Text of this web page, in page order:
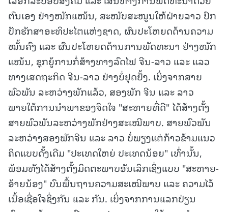
ຕົນເອງ ຢ່າງໜັກແໜ້ນ, ສະໜັບສະໜູນໃຫ້ຝ່າຍລາວ ປົກ
ປັກຮັກສາອະທິປະໄຕແຫ່ງຊາດ, ຜົນປະໂຫຍດດ້ານຄວາມ
ໝັ້ນຄົງ ແລະ ຜົນປະໂຫຍດດ້ານການພັດທະນາ ຢ່າງໜັກ
ແໜ້ນ, ຊຸກຍູ້ການກໍ່ສ້າງທາງລົດໄຟ ຈີນ-ລາວ ແລະ ແລວ
ທາງເສດຖະກິດ ຈີນ-ລາວ ຢ່າງບໍ່ຢຸດຢັ້ງ. ເບິ່ງຈາກສາຍ
ພົວພັນ ລະຫວ່າງພັກແລ້ວ, ສອງພັກ ຈີນ ແລະ ລາວ
ພາຍໃຕ້ການນຳພາຂອງຈິດໃຈ "ສະຫາຍທີ່ດີ" ໄດ້ສ້າງຕັ້ງ
ສາຍພົວພັນລະຫວ່າງພັກຢ່າງສະເໝີພາບ. ສາຍພົວພັນ
ລະຫວ່າງສອງພັກຈີນ ແລະ ລາວ ບໍ່ພຽງແຕ່ກ້າວຂ້າມແນວ
ຄິດແບບດັ້ງເດີມ "ປະເທດໃຫຍ່ ປະເທດນ້ອຍ" ເທົ່ານັ້ນ,
ພ້ອມທັງໄດ້ສ້າງຕັ້ງມິດຕະພາບອັນເລິກເຊິ່ງແບບ "ສະຫາຍ-
ອ້າຍນ້ອງ" ບົນພື້ນຖານຄວາມສະເໝີພາບ ແລະ ຄວາມໄວ້
ເນື້ອເຊື່ອໃຈຊຶ່ງກັນ ແລະ ກັນ. ເບິ່ງຈາກການແລກປ່ຽນ